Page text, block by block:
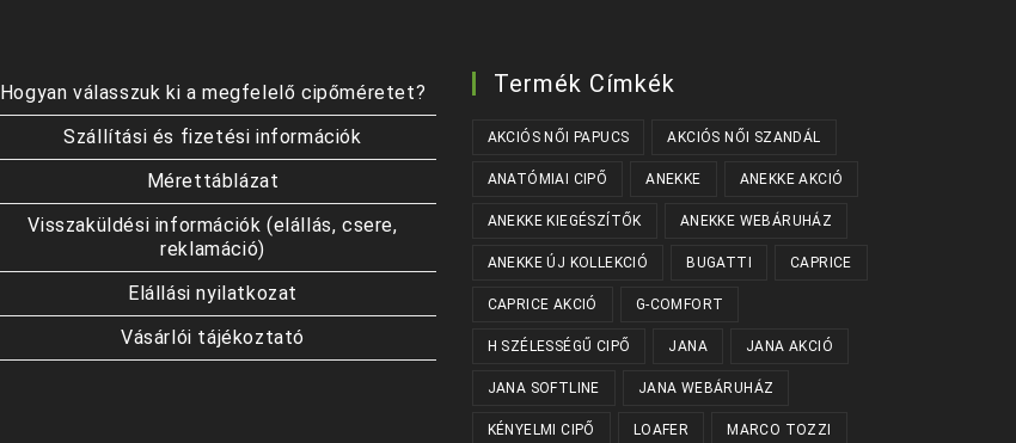
Hogyan válasszuk ki a megfelelő cipőméretet?
Szállítási és fizetési információk
Mérettáblázat
Visszaküldési információk (elállás, csere,
reklamáció)
Elállási nyilatkozat
Vásárlói tájékoztató
Termék Címkék
AKCIÓS NŐI PAPUCS AKCIÓS NŐI SZANDÁL
ANATÓMIAI CIPŐ ANEKKE ANEKKE AKCIÓ
ANEKKE KIEGÉSZÍTŐK ANEKKE WEBÁRUHÁZ
ANEKKE ÚJ KOLLEKCIÓ BUGATTI CAPRICE
CAPRICE AKCIÓ G-COMFORT
H SZÉLESSÉGŰ CIPŐ JANA JANA AKCIÓ
JANA SOFTLINE JANA WEBÁRUHÁZ
KÉNYELMI CIPŐ LOAFER MARCO TOZZI